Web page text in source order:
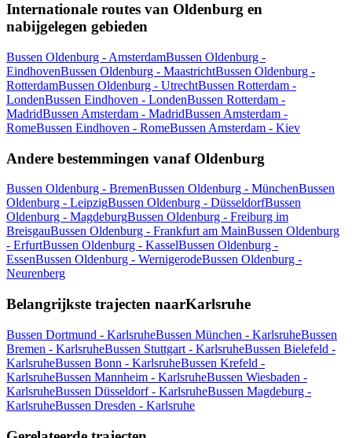
Internationale routes van Oldenburg en
nabijgelegen gebieden
Bussen Oldenburg - AmsterdamBussen Oldenburg -
EindhovenBussen Oldenburg - MaastrichtBussen Oldenburg -
RotterdamBussen Oldenburg - UtrechtBussen Rotterdam -
LondenBussen Eindhoven - LondenBussen Rotterdam -
MadridBussen Amsterdam - MadridBussen Amsterdam -
RomeBussen Eindhoven - RomeBussen Amsterdam - Kiev
Andere bestemmingen vanaf Oldenburg
Bussen Oldenburg - BremenBussen Oldenburg - MünchenBussen
Oldenburg - LeipzigBussen Oldenburg - DüsseldorfBussen
Oldenburg - MagdeburgBussen Oldenburg - Freiburg im
BreisgauBussen Oldenburg - Frankfurt am MainBussen Oldenburg
- ErfurtBussen Oldenburg - KasselBussen Oldenburg -
EssenBussen Oldenburg - WernigerodeBussen Oldenburg -
Neurenberg
Belangrijkste trajecten naarKarlsruhe
Bussen Dortmund - KarlsruheBussen München - KarlsruheBussen
Bremen - KarlsruheBussen Stuttgart - KarlsruheBussen Bielefeld -
KarlsruheBussen Bonn - KarlsruheBussen Krefeld -
KarlsruheBussen Mannheim - KarlsruheBussen Wiesbaden -
KarlsruheBussen Düsseldorf - KarlsruheBussen Magdeburg -
KarlsruheBussen Dresden - Karlsruhe